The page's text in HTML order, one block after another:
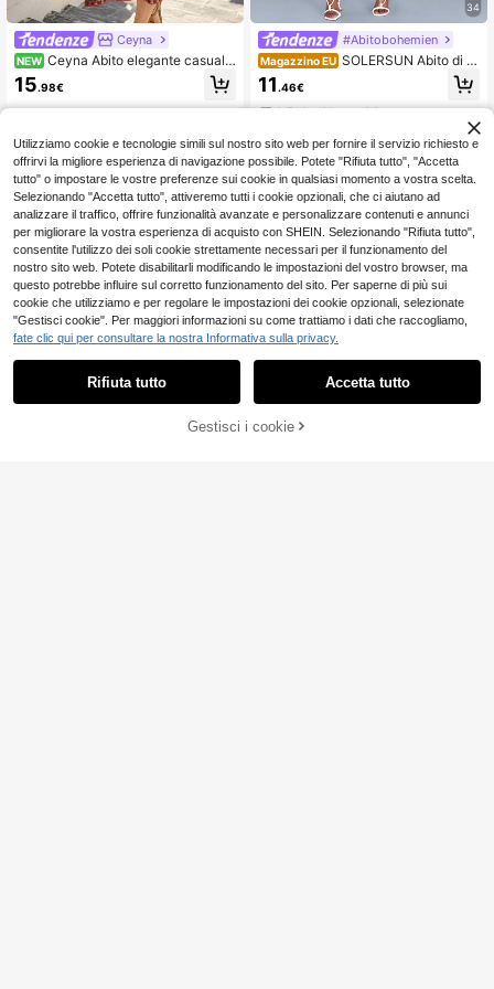
Ceyna
NEW Ceyna Abito elegante casual f
rancese da donna taglie forti con st
ampa, scollo a V e maniche a metà
braccio
15.98€
34
#Abitobohemien
Magazzino EU SOLERSUN Abito di m
edia lunghezza da donna per la pri
mavera e l'estate, elegante e sexy p
er vacanze casual, con spalle asim
metriche, sciarpa quadrata scollo a
spalla, stampa retrò di animali della
foresta, stampa posizionata, stamp
a tessuta, adatto per uso quotidian
o, shopping, appuntamenti, abbiglia
mento per amiche, abbigliamento p
er ospiti di matrimonio, abbigliament
o per vacanze, di classe e ricco, va
canza di lusso tranquillo
11 .46€
4-7 giorni lavorativi
AGGIUNGI AL CARRELLO
Utilizziamo cookie e tecnologie simili sul nostro sito web per fornire il servizio richiesto e
offrirvi la migliore esperienza di navigazione possibile. Potete "Rifiuta tutto", "Accetta
tutto" o impostare le vostre preferenze sui cookie in qualsiasi momento a vostra scelta.
Selezionando "Accetta tutto", attiveremo tutti i cookie opzionali, che ci aiutano ad
analizzare il traffico, offrire funzionalità avanzate e personalizzare contenuti e annunci
per migliorare la vostra esperienza di acquisto con SHEIN. Selezionando "Rifiuta tutto",
consentite l'utilizzo dei soli cookie strettamente necessari per il funzionamento del
nostro sito web. Potete disabilitarli modificando le impostazioni del vostro browser, ma
questo potrebbe influire sul corretto funzionamento del sito. Per saperne di più sui
cookie che utilizziamo e per regolare le impostazioni dei cookie opzionali, selezionate
"Gestisci cookie". Per maggiori informazioni su come trattiamo i dati che raccogliamo,
fate clic qui per consultare la nostra Informativa sulla privacy.
Rifiuta tutto Accetta tutto
Gestisci i cookie